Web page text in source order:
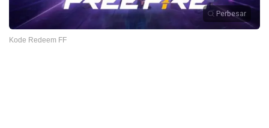
Perbesar
Kode Redeem FF